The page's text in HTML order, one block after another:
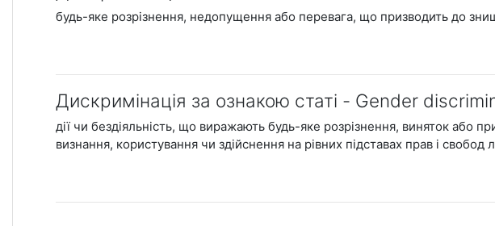
будь-яке розрізнення, недопущення або перевага, що призводить до
Дискримінація за ознакою статі - Gender
дії чи бездіяльність, що виражають будь-яке розрізнення, виняток
визнання, користування чи здійснення на рівних підставах прав і свобод